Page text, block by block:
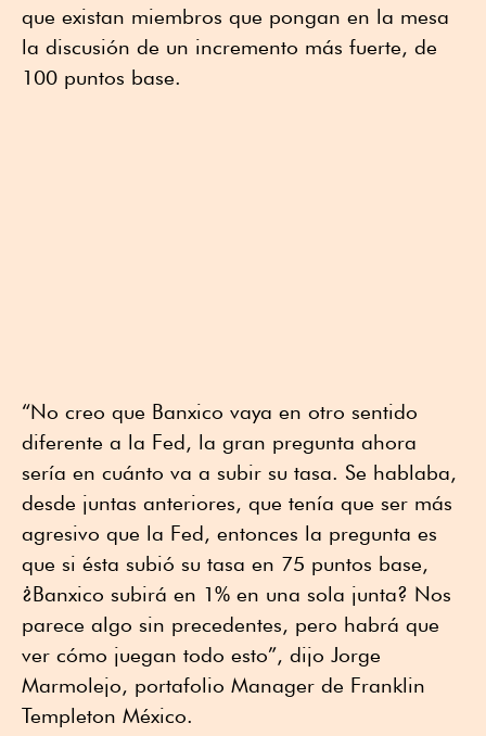
que existan miembros que pongan en la mesa
la discusión de un incremento más fuerte, de
100 puntos base.
“No creo que Banxico vaya en otro sentido
diferente a la Fed, la gran pregunta ahora
sería en cuánto va a subir su tasa. Se hablaba,
desde juntas anteriores, que tenía que ser más
agresivo que la Fed, entonces la pregunta es
que si ésta subió su tasa en 75 puntos base,
¿Banxico subirá en 1% en una sola junta? Nos
parece algo sin precedentes, pero habrá que
ver cómo juegan todo esto”, dijo Jorge
Marmolejo, portafolio Manager de Franklin
Templeton México.